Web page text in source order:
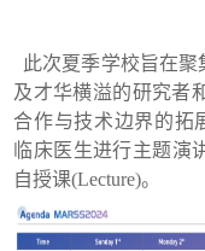
此次夏季学校旨在聚
及才华横溢的研究者
合作与技术边界的拓
临床医生进行主题演
自授课(Lecture)。